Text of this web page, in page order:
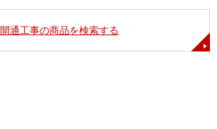
開通工事の商品を検索する